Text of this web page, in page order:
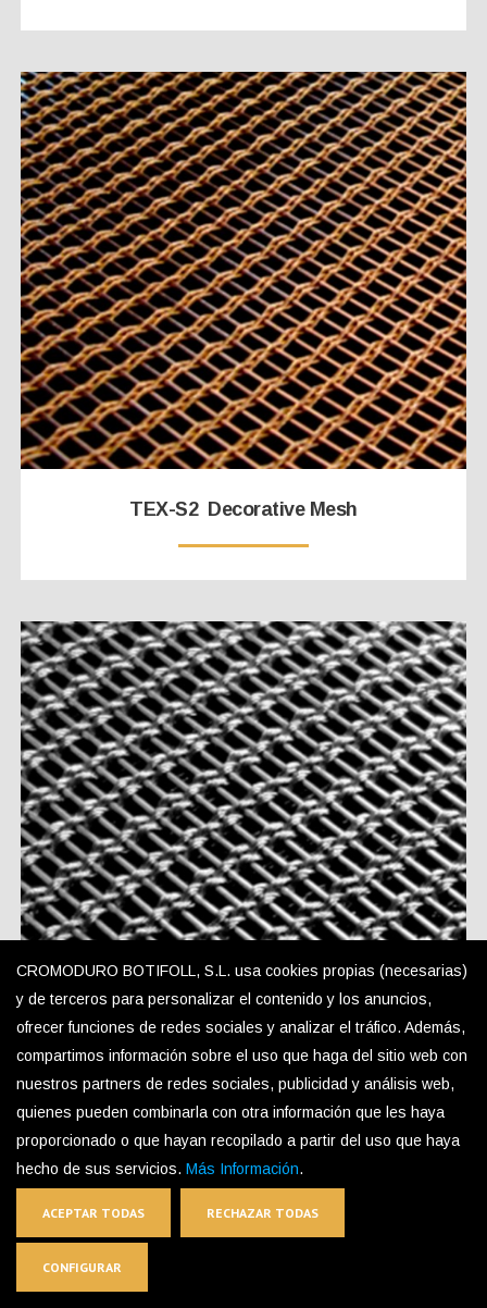
TEX-S2 Decorative Mesh
TEX-S1 Decorative Mesh
CROMODURO BOTIFOLL, S.L. usa cookies propias (necesarias)
y de terceros para personalizar el contenido y los anuncios,
ofrecer funciones de redes sociales y analizar el tráfico. Además,
compartimos información sobre el uso que haga del sitio web con
nuestros partners de redes sociales, publicidad y análisis web,
quienes pueden combinarla con otra información que les haya
proporcionado o que hayan recopilado a partir del uso que haya
hecho de sus servicios. Más Información.
ACEPTAR TODAS RECHAZAR TODAS
CONFIGURAR